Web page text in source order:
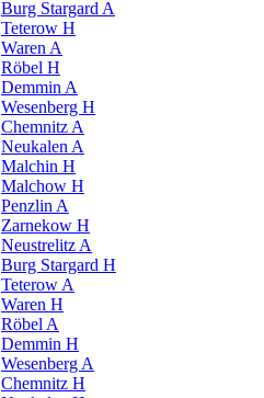
Burg Stargard A
Teterow H
Waren A
Röbel H
Demmin A
Wesenberg H
Chemnitz A
Neukalen A
Malchin H
Malchow H
Penzlin A
Zarnekow H
Neustrelitz A
Burg Stargard H
Teterow A
Waren H
Röbel A
Demmin H
Wesenberg A
Chemnitz H